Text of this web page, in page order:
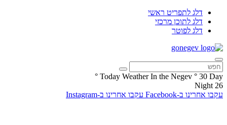
דלג לתפריט ראשי
דלג לתוכן מרכזי
דלג לפוטר
Today Weather In the Negev ° 30 Day
°
26
Night
עקבו אחרינו ב-Facebook
עקבו אחרינו ב-Instagram